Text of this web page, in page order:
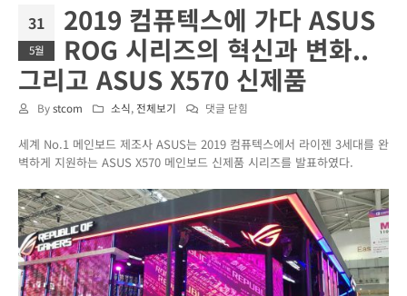
31
5월
2019 컴퓨텍스에 가다 ASUS
ROG 시리즈의 혁신과 변화..
그리고 ASUS X570 신제품
Bystcom 소식, 전체보기
2019
퓨
텍
가
다
ASUS
ROG
시
댓글 닫힘
세계 No.1 메인보드 제조사 ASUS는 2019 컴퓨텍스에서 라이젠 3세대를 완
벽하게 지원하는 ASUS X570 메인보드 신제품 시리즈를 발표하였다.